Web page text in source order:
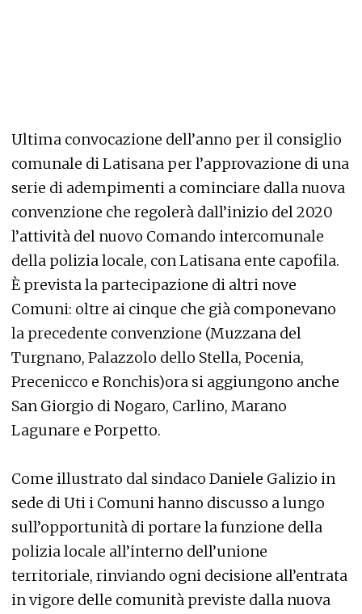
Ultima convocazione dell’anno per il consiglio
comunale di Latisana per l’approvazione di una
serie di adempimenti a cominciare dalla nuova
convenzione che regolerà dall’inizio del 2020
l’attività del nuovo Comando intercomunale
della polizia locale, con Latisana ente capofila.
È prevista la partecipazione di altri nove
Comuni: oltre ai cinque che già componevano
la precedente convenzione (Muzzana del
Turgnano, Palazzolo dello Stella, Pocenia,
Precenicco e Ronchis)ora si aggiungono anche
San Giorgio di Nogaro, Carlino, Marano
Lagunare e Porpetto.
Come illustrato dal sindaco Daniele Galizio in
sede di Uti i Comuni hanno discusso a lungo
sull’opportunità di portare la funzione della
polizia locale all’interno dell’unione
territoriale, rinviando ogni decisione all’entrata
in vigore delle comunità previste dalla nuova